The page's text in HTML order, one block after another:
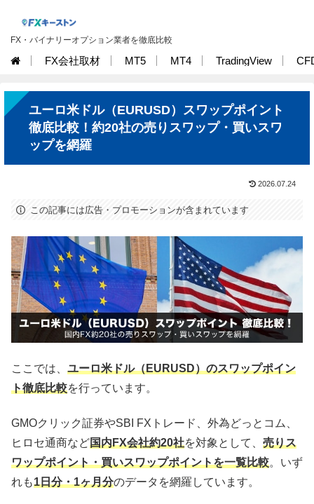
FX・バイナリーオプション業者を徹底比較
FX会社取材 MT5 MT4 TradingView
ユーロ米ドル（EURUSD）スワップポイント
徹底比較！約20社の売りスワップ・買いスワ
ップを網羅
2026.07.24
この記事には広告・プロモーションが含まれています
ここでは、 ユーロ米ドル（EURUSD）のスワップポイン
ト徹底比較を行っています。
GMOクリック証券やSBI FXトレード、外為どっとコム、
ヒロセ通商など国内FX会社約20社を対象として、 売りス
ワップポイント・買いスワップポイントを一覧比較。いず
れも1日分・1ヶ月分のデータを網羅しています。